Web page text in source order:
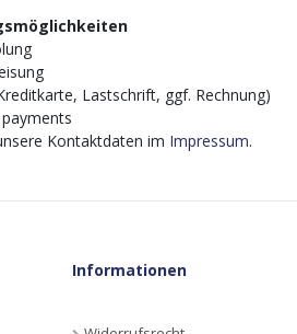
Lastschrift, ggf. Rechnung)
Kontaktdaten im Impressum.
Informationen